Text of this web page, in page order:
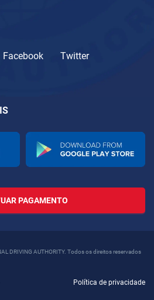
Facebook
Twitter
PAGAMENTO
DRIVING AUTHORITY. Todos os direitos reservados
Política de privacidade